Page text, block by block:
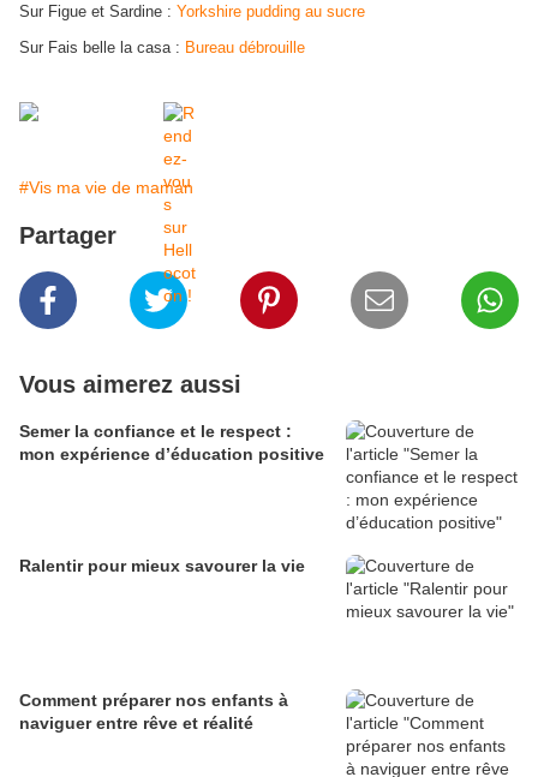
Sur Figue et Sardine : Yorkshire pudding au sucre
Sur Fais belle la casa : Bureau débrouille
#Vis ma vie de maman
Partager
Vous aimerez aussi
Semer la confiance et le respect :
mon expérience d’éducation positive
Ralentir pour mieux savourer la vie
Comment préparer nos enfants à
naviguer entre rêve et réalité